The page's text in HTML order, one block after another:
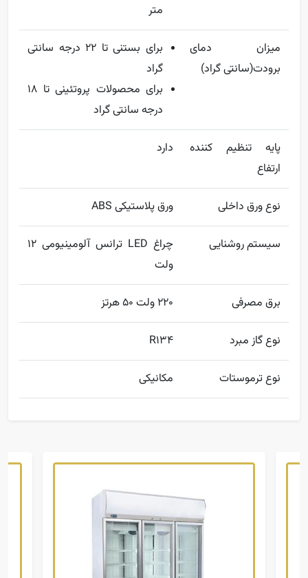
متر
میزان دمای
برودت(سانتی گراد)
برای بستنی تا 22 درجه سانتی
گراد
برای محصولات پروتئینی تا 18
درجه سانتی گراد
پایه تنظیم کننده
ارتفاع
دارد
نوع ورق داخلی ورق پلاستیکی ABS
سیستم روشنایی
چراغ LED ترانس آلومینیومی 12
ولت
برق مصرفی 220 ولت 50 هرتز
نوع گاز مبرد R134
نوع ترموستات مکانیکی